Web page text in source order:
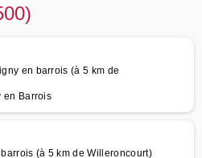
en barrois (à 5 km de
en Barrois
(à 5 km de Willeroncourt)